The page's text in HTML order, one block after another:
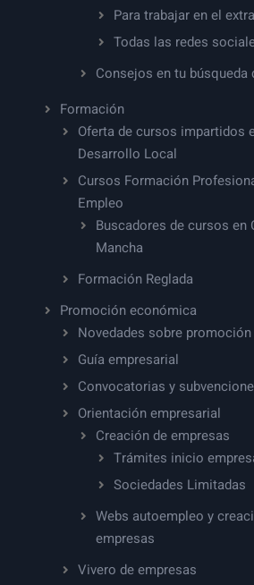
Para trabajar en el
Todas las redes
Consejos en tu búsqueda
Formación
Oferta de cursos impartidos
Desarrollo Local
Cursos Formación
Empleo
Buscadores de cursos en
Mancha
Formación Reglada
Promoción económica
Novedades sobre
Guía empresarial
Convocatorias y
Orientación empresarial
Creación de empresas
Trámites inicio
Sociedades Limitadas
Webs autoempleo y
empresas
Vivero de empresas